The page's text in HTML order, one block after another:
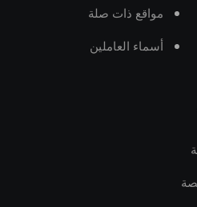
مواقع ذات صلة
أسماء العاملين